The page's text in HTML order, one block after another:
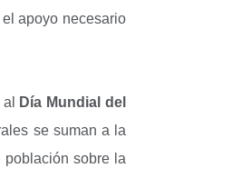
apoyo necesario
Día Mundial del
se suman a la
sobre la